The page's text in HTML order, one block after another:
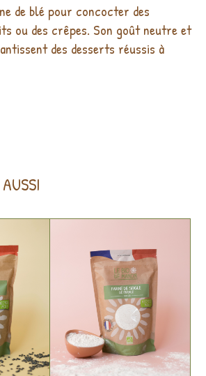
de blé pour concocter des
ou des crêpes. Son goût neutre et
des desserts réussis à